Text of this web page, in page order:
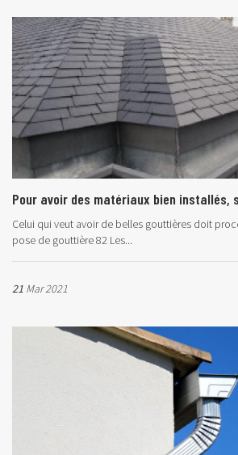
Pour avoir des matériaux bien installés,
Celui qui veut avoir de belles gouttières doit
pose de gouttière 82 Les...
21 Mar 2021